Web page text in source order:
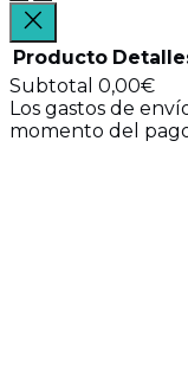
Producto
Subtotal 0,00€
Los gastos de
momento del